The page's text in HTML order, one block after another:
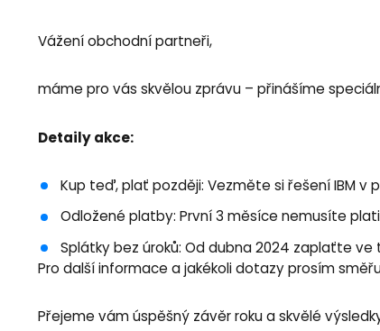
Vážení obchodní partneři,
máme pro vás skvělou zprávu – přinášíme
Detaily akce:
Kup teď, plať později: Vezměte si řešení IBM v
Odložené platby: První 3 měsíce nemusíte
Splátky bez úroků: Od dubna 2024 zaplaťte
Pro další informace a jakékoli dotazy prosím
Přejeme vám úspěšný závěr roku a skvělé